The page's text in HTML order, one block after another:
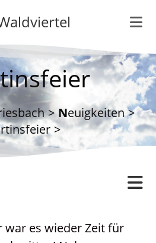
> Neuigkeiten >
>
war es wieder Zeit für